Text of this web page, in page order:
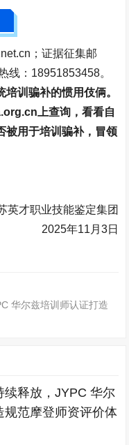
；证据征集邮
线：18951853458。
培训骗补的惯用伎俩。
上查询，看看自
被用于培训骗补，冒领
英才职业技能鉴定集团
2025年11月3日
华尔兹培训师认证打造
续释放，JYPC 华尔
规范摩登师资评价体